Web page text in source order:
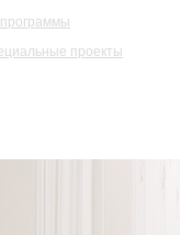
проекты